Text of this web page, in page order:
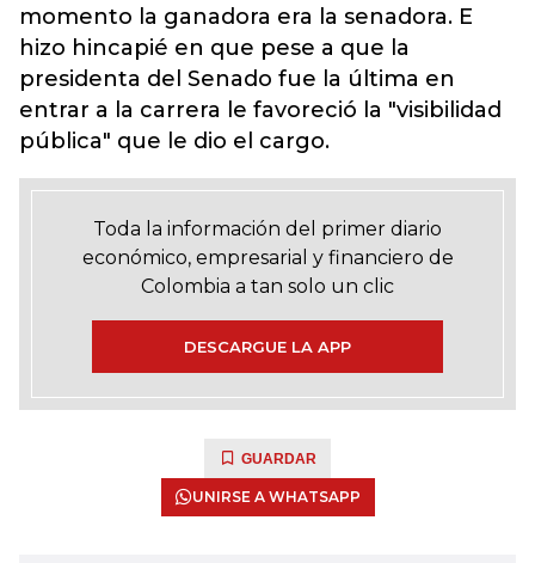
momento la ganadora era la senadora. E
hizo hincapié en que pese a que la
presidenta del Senado fue la última en
entrar a la carrera le favoreció la "visibilidad
pública" que le dio el cargo.
Toda la información del primer diario
económico, empresarial y financiero de
Colombia a tan solo un clic
DESCARGUE LA APP
GUARDAR
UNIRSE A WHATSAPP